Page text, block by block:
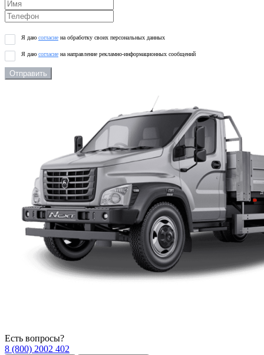
Я даю согласие на обработку своих персональных данных
Я даю согласие на направление рекламно-информационных сообщений
Отправить
Есть вопросы?
8 (800) 2002 402